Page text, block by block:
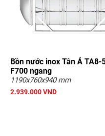
Bồn nước inox Tân Á TA8-
F700 ngang
1190x760x940 mm
2.939.000 VND